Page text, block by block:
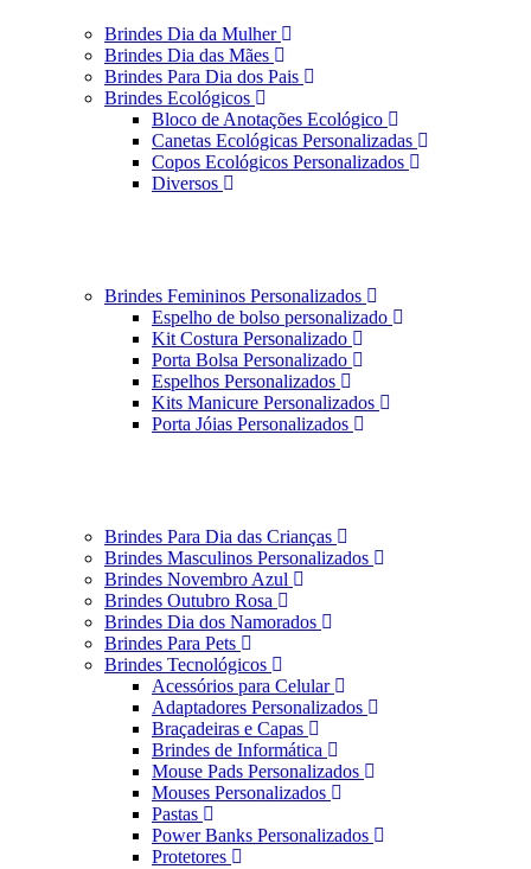
Brindes Dia da Mulher
Brindes Dia das Mães
Brindes Para Dia dos Pais
Brindes Ecológicos
Bloco de Anotações Ecológico
Canetas Ecológicas Personalizadas
Copos Ecológicos Personalizados
Diversos
Brindes Femininos Personalizados
Espelho de bolso personalizado
Kit Costura Personalizado
Porta Bolsa Personalizado
Espelhos Personalizados
Kits Manicure Personalizados
Porta Jóias Personalizados
Brindes Para Dia das Crianças
Brindes Masculinos Personalizados
Brindes Novembro Azul
Brindes Outubro Rosa
Brindes Dia dos Namorados
Brindes Para Pets
Brindes Tecnológicos
Acessórios para Celular
Adaptadores Personalizados
Braçadeiras e Capas
Brindes de Informática
Mouse Pads Personalizados
Mouses Personalizados
Pastas
Power Banks Personalizados
Protetores